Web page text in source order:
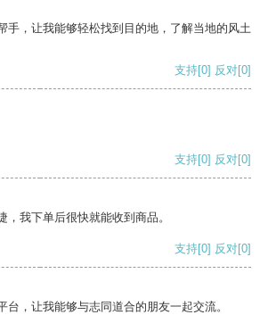
手，让我能够轻松找到目的地，了解当地的风土
支持[0] 反对[0]
支持[0] 反对[0]
，我下单后很快就能收到商品。
支持[0] 反对[0]
台，让我能够与志同道合的朋友一起交流。